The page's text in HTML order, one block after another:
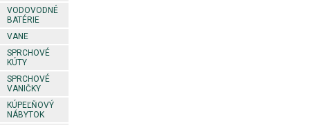
VODOVODNÉ
BATÉRIE
VANE
SPRCHOVÉ
KÚTY
SPRCHOVÉ
VANIČKY
KÚPEĽŇOVÝ
NÁBYTOK